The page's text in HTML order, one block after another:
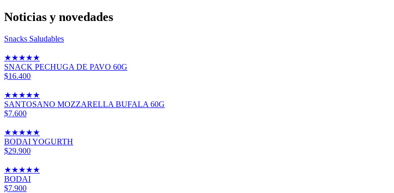
Noticias y novedades
Snacks Saludables
★★★★★
SNACK PECHUGA DE PAVO 60G
$16.400
★★★★★
SANTOSANO MOZZARELLA BUFALA 60G
$7.600
★★★★★
BODAI YOGURTH
$29.900
★★★★★
BODAI
$7.900